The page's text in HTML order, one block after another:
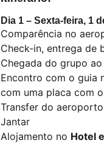
Dia 1 – Sexta-feira, 1
Comparência no
Check-in, entrega de
Chegada do grupo
Encontro com o guia
com uma placa com
Transfer do
Jantar
Alojamento no Hotel